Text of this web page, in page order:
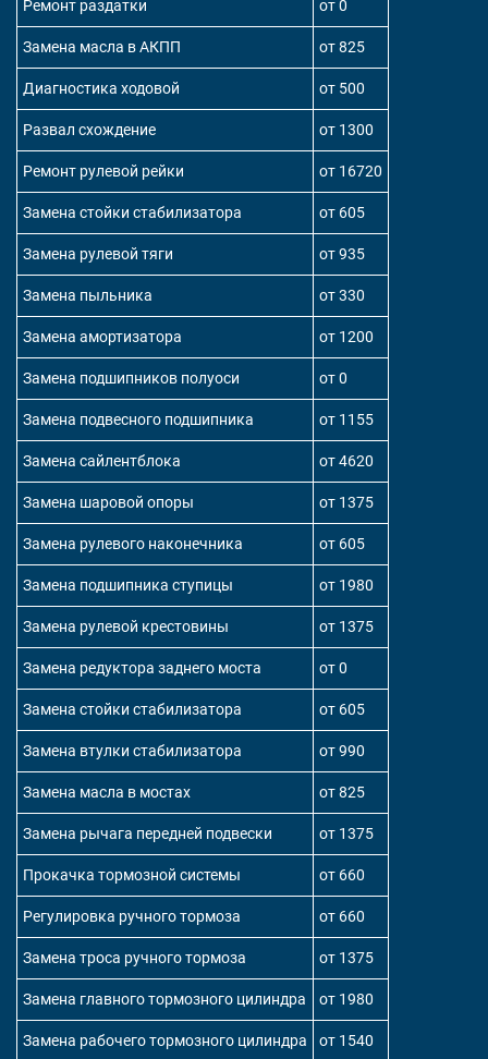
Ремонт раздатки от 0
Замена масла в АКПП от 825
Диагностика ходовой от 500
Развал схождение от 1300
Ремонт рулевой рейки от 16720
Замена стойки стабилизатора от 605
Замена рулевой тяги от 935
Замена пыльника от 330
Замена амортизатора от 1200
Замена подшипников полуоси от 0
Замена подвесного подшипника от 1155
Замена сайлентблока от 4620
Замена шаровой опоры от 1375
Замена рулевого наконечника от 605
Замена подшипника ступицы от 1980
Замена рулевой крестовины от 1375
Замена редуктора заднего моста от 0
Замена стойки стабилизатора от 605
Замена втулки стабилизатора от 990
Замена масла в мостах от 825
Замена рычага передней подвески от 1375
Прокачка тормозной системы от 660
Регулировка ручного тормоза от 660
Замена троса ручного тормоза от 1375
Замена главного тормозного цилиндра от 1980
Замена рабочего тормозного цилиндра от 1540